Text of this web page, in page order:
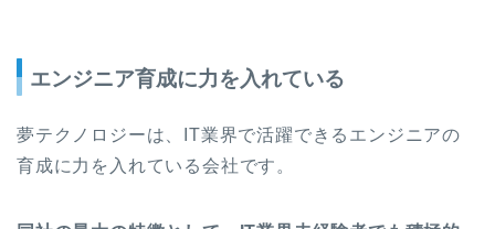
エンジニア育成に力を入れている
夢テクノロジーは、IT業界で活躍できるエンジニアの
育成に力を入れている会社です。